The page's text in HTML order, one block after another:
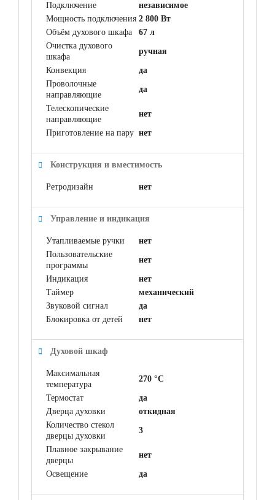
Подключение
независимое
Мощность подключения 2 800 Вт
Объём духового шкафа
67 л
Очистка духового
шкафа
ручная
Конвекция
да
Проволочные
направляющие
да
Телескопические
направляющие
нет
Приготовление на пару нет
Конструкция и вместимость
Ретродизайн нет
Управление и индикация
Утапливаемые ручки
нет
Пользовательские
программы
нет
Индикация
нет
Таймер
механический
Звуковой сигнал
да
Блокировка от детей
нет
Духовой шкаф
Максимальная
температура
270 °C
Термостат
да
Дверца духовки
откидная
Количество стекол
дверцы духовки
3
Плавное закрывание
дверцы
нет
Освещение да